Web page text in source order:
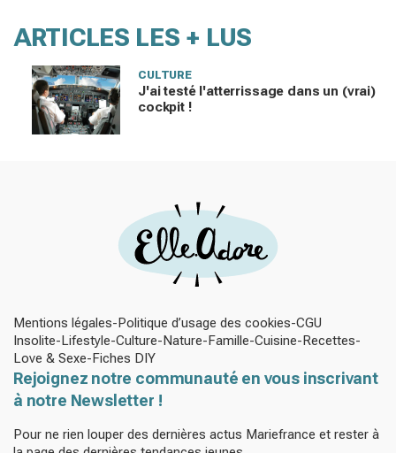
ARTICLES LES + LUS
CULTURE
J'ai testé l'atterrissage dans un (vrai)
cockpit !
Mentions légales Politique d’usage des cookies CGU
Insolite Lifestyle Culture Nature Famille Cuisine Recettes
Love & Sexe Fiches DIY
Rejoignez notre communauté en vous inscrivant
à notre Newsletter !
Pour ne rien louper des dernières actus Mariefrance et rester à